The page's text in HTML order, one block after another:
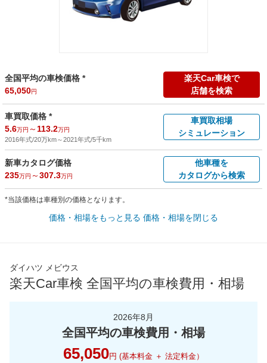
全国平均の車検価格 *
65,050円
楽天Car車検で
店舗を検索
車買取価格 *
5.6万円 ～ 113.2万円
2016年式/20万km～2021年式/5千km
車買取相場
シミュレーション
新車カタログ価格
235万円 ～307.3万円
他車種を
カタログから検索
*当該価格は車種別の価格となります。
価格・相場をもっと見る 価格・相場を閉じる
ダイハツ メビウス
楽天Car車検 全国平均の車検費用・相場
2026年8月
全国平均の車検費用・相場
65,050円 (基本料金 ＋ 法定料金）